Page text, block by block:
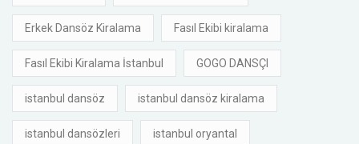
Erkek Dansöz Kiralama Fasıl Ekibi kiralama
Fasıl Ekibi Kiralama İstanbul GOGO DANSÇI
istanbul dansöz istanbul dansöz kiralama
istanbul dansözleri istanbul oryantal